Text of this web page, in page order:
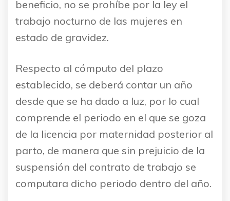
beneficio, no se prohíbe por la ley el
trabajo nocturno de las mujeres en
estado de gravidez.
Respecto al cómputo del plazo
establecido, se deberá contar un año
desde que se ha dado a luz, por lo cual
comprende el periodo en el que se goza
de la licencia por maternidad posterior al
parto, de manera que sin prejuicio de la
suspensión del contrato de trabajo se
computara dicho periodo dentro del año.